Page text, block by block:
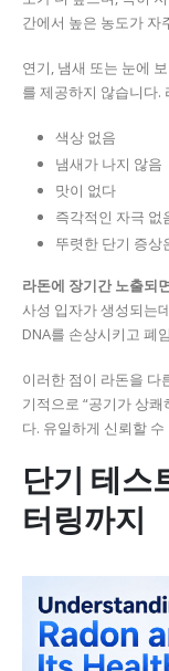
간에서 높은 농도가 자
연기, 냄새 또는 눈에
를 제공하지 않습니다.
색상 없음
냄새가 나지 않음
맛이 없다
즉각적인 자극 없
뚜렷한 단기 증상
라돈에 장기간 노출되
사성 입자가 생성되는
DNA를 손상시키고 폐
이러한 점이 라돈을 다
기적으로 “공기가 상
다. 유일하게 신뢰할
단기 테스
터링까지